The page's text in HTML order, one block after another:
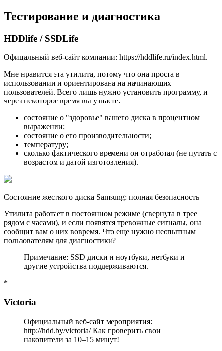
Тестирование и диагностика
HDDlife / SSDLife
Офицальный веб-сайт компании: https://hddlife.ru/index.html.
Мне нравится эта утилита, потому что она проста в
использовании и ориентирована на начинающих
пользователей. Всего лишь нужно установить программу, и
через некоторое время вы узнаете:
состояние о "здоровье" вашего диска в процентном
выражении;
состояние о его производительности;
температуру;
сколько фактического времени он отработал (не путать с
возрастом и датой изготовления).
Состояние жесткого диска Samsung: полная безопасность
Утилита работает в постоянном режиме (свернута в трее
рядом с часами), и если появятся тревожные сигналы, она
сообщит вам о них вовремя. Что еще нужно неопытным
пользователям для диагностики?
Примечание: SSD диски и ноутбуки, нетбуки и
другие устройства поддерживаются.
*
Victoria
Официальный веб-сайт мероприятия:
http://hdd.by/victoria/ Как проверить свои
накопители за 10–15 минут!